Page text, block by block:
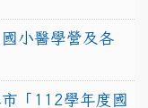
小醫學營及各
「112學年度國